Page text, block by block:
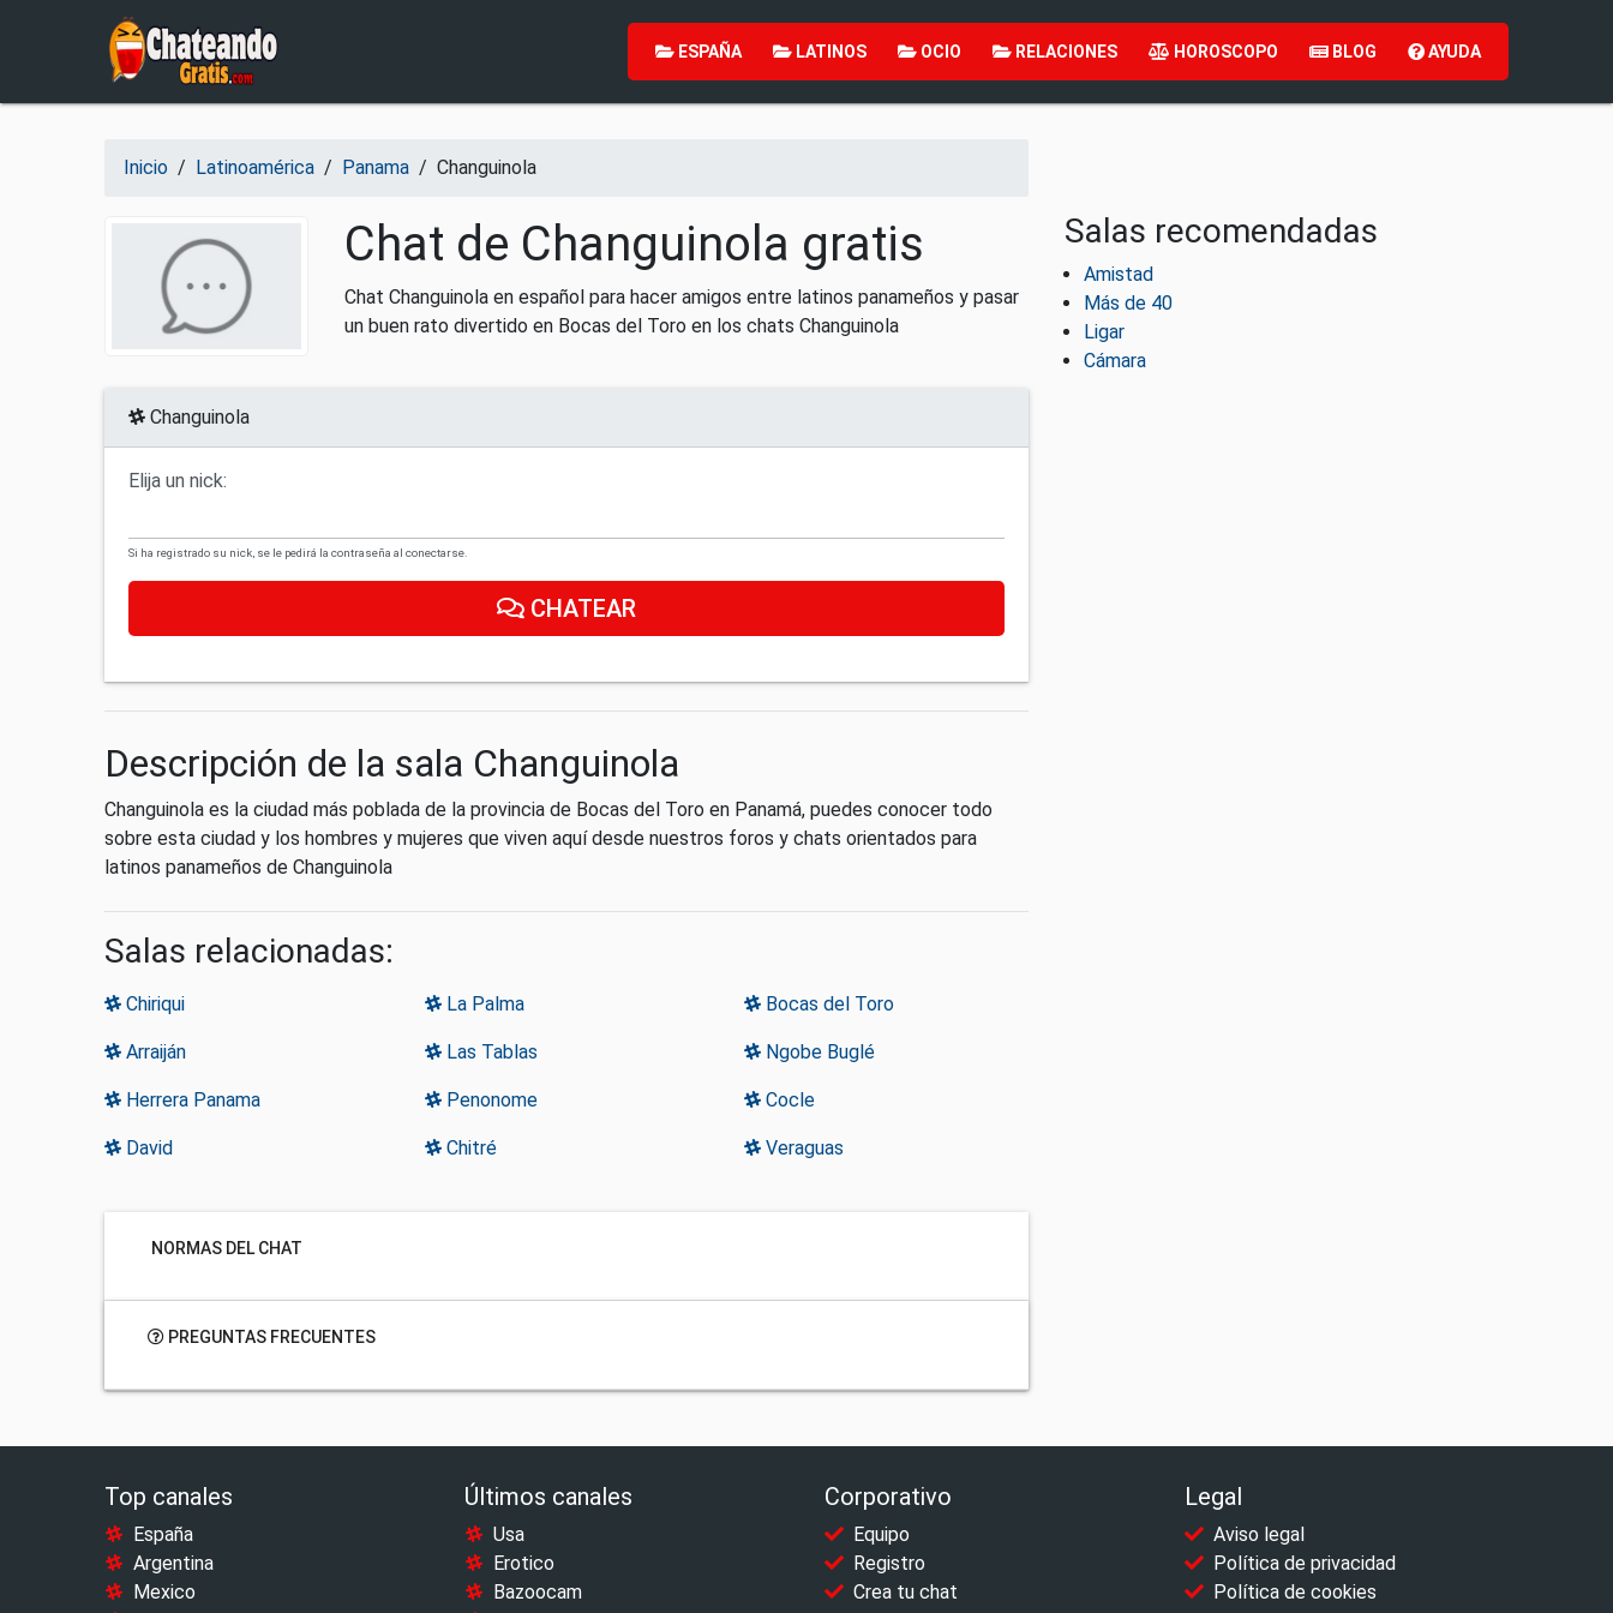
Salir del contenido
ESPAÑA LATINOS OCIO RELACIONES HOROSCOPO BLOG AYUDA
Inicio / Latinoamérica / Panama / Changuinola
Chat de Changuinola gratis
Chat Changuinola en español para hacer amigos entre latinos panameños y pasar
un buen rato divertido en Bocas del Toro en los chats Changuinola
Changuinola
Elija un nick:
Si ha registrado su nick, se le pedirá la contraseña al conectarse.
CHATEAR
Descripción de la sala Changuinola
Changuinola es la ciudad más poblada de la provincia de Bocas del Toro en Panamá, puedes conocer todo
sobre esta ciudad y los hombres y mujeres que viven aquí desde nuestros foros y chats orientados para
latinos panameños de Changuinola
Salas relacionadas:
Chiriqui La Palma Bocas del Toro
Arraiján Las Tablas Ngobe Buglé
Herrera Panama Penonome Cocle
David Chitré Veraguas
NORMAS DEL CHAT
PREGUNTAS FRECUENTES
Salas recomendadas
Amistad
Más de 40
Ligar
Cámara
Top canales
España
Argentina
Mexico
Últimos canales
Usa
Erotico
Bazoocam
Corporativo
Equipo
Registro
Crea tu chat
Legal
Aviso legal
Política de privacidad
Política de cookies